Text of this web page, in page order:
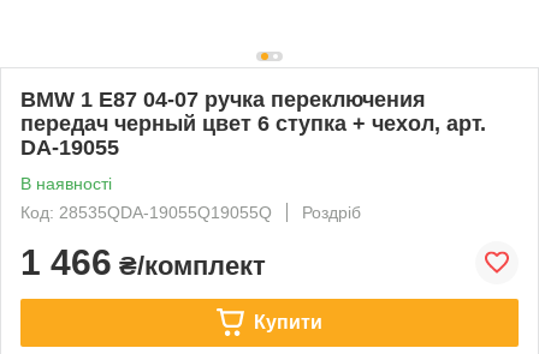
BMW 1 E87 04-07 ручка переключения
передач черный цвет 6 ступка + чехол, арт.
DA-19055
В наявності
Код: 28535QDA-19055Q19055Q
Роздріб
1 466 ₴/комплект
Купити